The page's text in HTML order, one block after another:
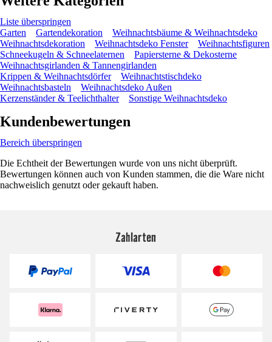
Liste überspringen
Garten
Gartendekoration
Weihnachtsbäume & Weihnachtsdeko
Weihnachtsdekoration
Weihnachtsdeko Fenster
Weihnachtsfiguren
Schneekugeln & Schneelaternen
Papiersterne & Dekosterne
Weihnachtsgirlanden & Tannengirlanden
Krippen & Weihnachtsdörfer
Weihnachtstischdeko
Weihnachtsbasteln
Weihnachtsdeko Außen
Kerzenständer & Teelichthalter
Sonstige Weihnachtsdeko
Kundenbewertungen
Bereich überspringen
Die Echtheit der Bewertungen wurde von uns nicht überprüft.
Bewertungen können auch von Kunden stammen, die die Ware nicht
nachweislich genutzt oder gekauft haben.
Zahlarten